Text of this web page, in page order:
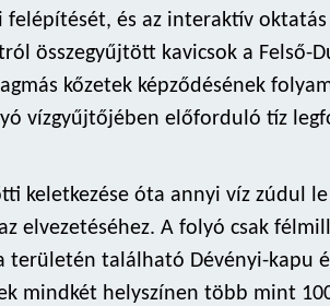
és az interaktív
összegyűjtött kavicsok a Felső-
kőzetek képződésének
vízgyűjtőjében előforduló tíz
keletkezése óta annyi víz zúdul
elvezetéséhez. A folyó csak
területén található Dévényi-kapu
mindkét helyszínen több mint